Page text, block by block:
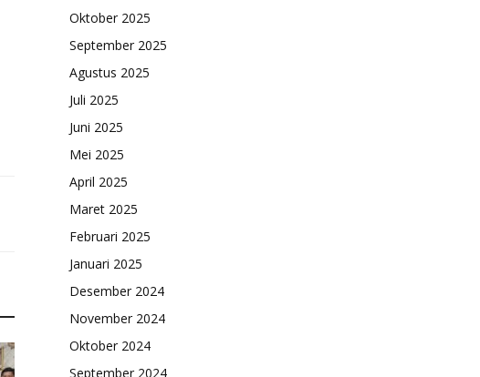
Oktober 2025
September 2025
Agustus 2025
Juli 2025
Juni 2025
Mei 2025
April 2025
Maret 2025
Februari 2025
Januari 2025
Desember 2024
November 2024
Oktober 2024
September 2024